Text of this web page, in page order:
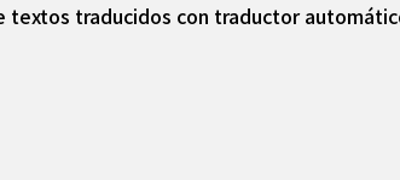
traducidos con traductor